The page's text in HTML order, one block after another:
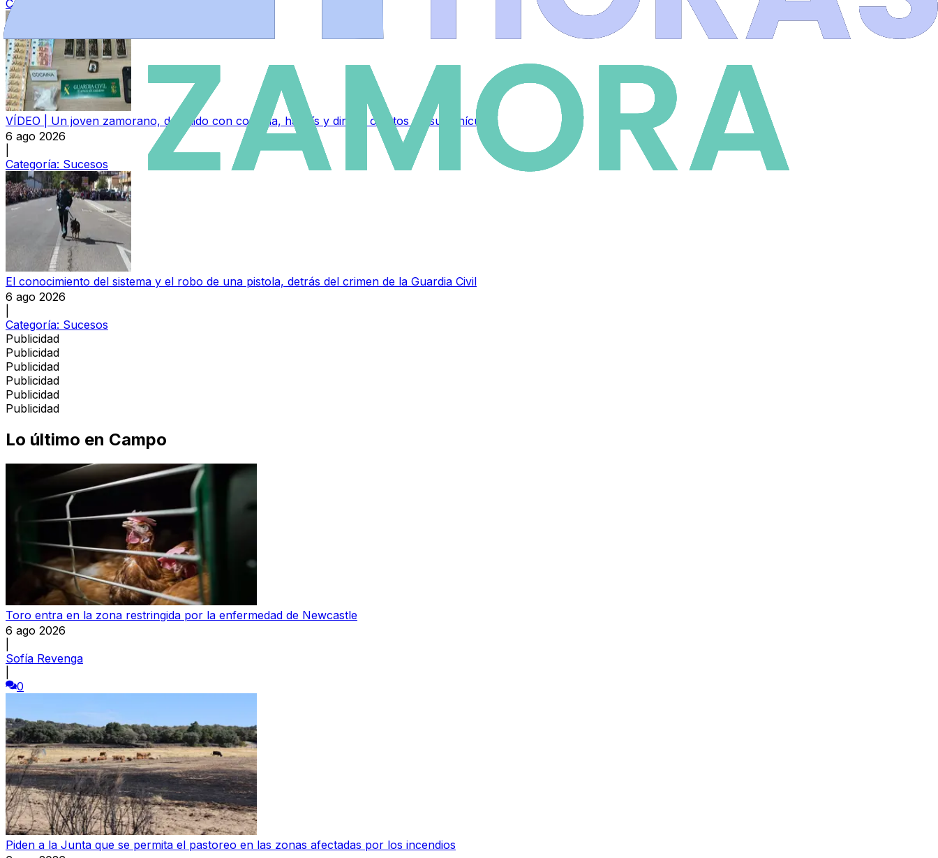
Categoría:
VÍDEO | Un joven zamorano, detenido con cocaína, hachís y dinero ocultos en su vehículo
6 ago 2026
Categoría: Sucesos
El conocimiento del sistema y el robo de una pistola, detrás del crimen de la Guardia Civil
6 ago 2026
Categoría: Sucesos
Publicidad
Publicidad
Publicidad
Publicidad
Publicidad
Publicidad
Lo último en Campo
Toro entra en la zona restringida por la enfermedad de Newcastle
6 ago 2026
Sofía Revenga
0
Piden a la Junta que se permita el pastoreo en las zonas afectadas por los incendios